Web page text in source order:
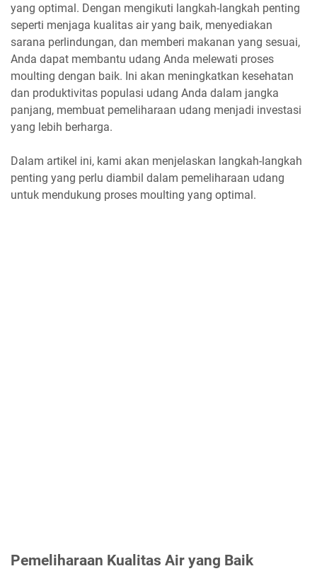
yang optimal. Dengan mengikuti langkah-langkah penting
seperti menjaga kualitas air yang baik, menyediakan
sarana perlindungan, dan memberi makanan yang sesuai,
Anda dapat membantu udang Anda melewati proses
moulting dengan baik. Ini akan meningkatkan kesehatan
dan produktivitas populasi udang Anda dalam jangka
panjang, membuat pemeliharaan udang menjadi investasi
yang lebih berharga.
Dalam artikel ini, kami akan menjelaskan langkah-langkah
penting yang perlu diambil dalam pemeliharaan udang
untuk mendukung proses moulting yang optimal.
Pemeliharaan Kualitas Air yang Baik